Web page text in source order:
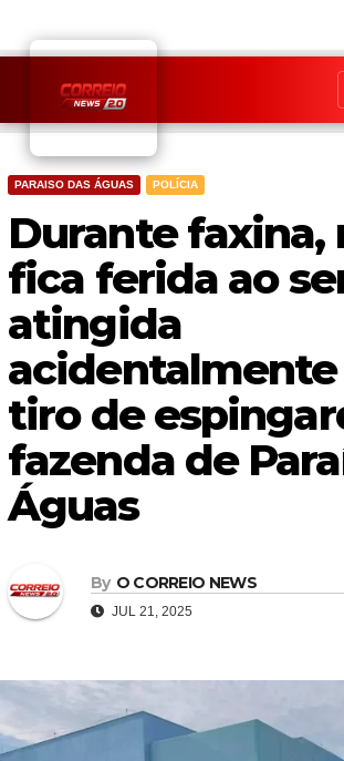
content
PARAISO DAS ÁGUAS POLÍCIA
Durante faxina,
fica ferida ao
atingida
tiro de
fazenda de
Águas
By O CORREIO NEWS
JUL 21, 2025